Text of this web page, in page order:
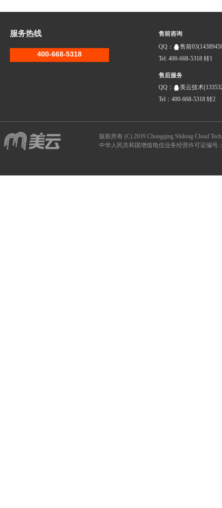
服务热线
400-668-5318
售前咨询
QQ：
售前
Tel: 400-668-5318 转1
售后服务
QQ：
美云技术
Tel：400-668-5318 转2
版权所有 (C) 2019 Chongqing Shilong Cloud
中华人民共和国增值电信业务经营许可证编号